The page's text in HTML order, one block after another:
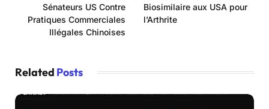
Sénateurs US Contre
Pratiques Commerciales
Illégales Chinoises
Biosimilaire aux USA pour
l’Arthrite
Related Posts